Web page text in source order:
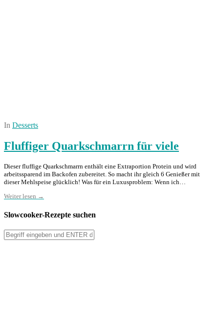
In Desserts
Fluffiger Quarkschmarrn für viele
Dieser fluffige Quarkschmarrn enthält eine Extraportion Protein und wird
arbeitssparend im Backofen zubereitet. So macht ihr gleich 6 Genießer mit
dieser Mehlspeise glücklich! Was für ein Luxusproblem: Wenn ich…
Weiter lesen →
Slowcooker-Rezepte suchen